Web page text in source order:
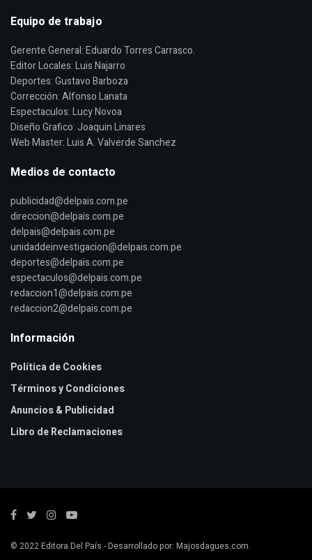
Equipo de trabajo
Gerente General: Eduardo Torres Carrasco.
Editor Locales: Luis Najarro
Deportes: Gustavo Barboza
Corrección: Alfonso Lanata
Espectaculos: Lucy Novoa
Diseño Grafico: Joaquin Linares
Web Master: Luis A. Valverde Sanchez
Medios de contacto
publicidad@delpais.com.pe
direccion@delpais.com.pe
delpais@delpais.com.pe
unidaddeinvestigacion@delpais.com.pe
deportes@delpais.com.pe
espectaculos@delpais.com.pe
redaccion1@delpais.com.pe
redaccion2@delpais.com.pe
Información
Política de Cookies
Términos y Condiciones
Anuncios & Publicidad
Libro de Reclamaciones
© 2022Editora Del País - Desarrollado por: Majosdagues.com.